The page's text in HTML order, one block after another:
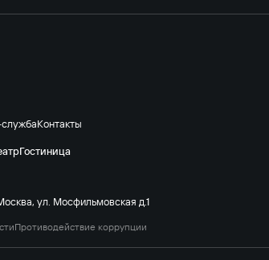
Контакты
Гостиница
ул. Мосфильмовская д.1
Противодействие коррупции